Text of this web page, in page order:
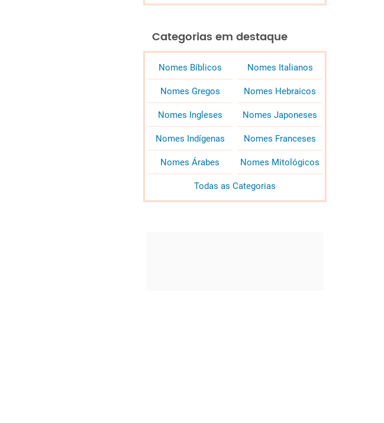
Categorias em destaque
Nomes Bíblicos Nomes Italianos
Nomes Gregos Nomes Hebraicos
Nomes Ingleses Nomes Japoneses
Nomes Indígenas Nomes Franceses
Nomes Árabes Nomes Mitológicos
Todas as Categorias